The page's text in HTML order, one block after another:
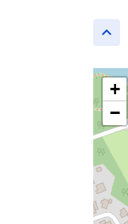
keyboard_arrow_up
+
−